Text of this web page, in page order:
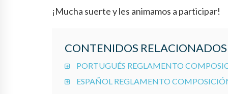
¡Mucha suerte y les animamos a participar!
CONTENIDOS RELACIONADOS
PORTUGUÉS REGLAMENTO
ESPAÑOL REGLAMENTO